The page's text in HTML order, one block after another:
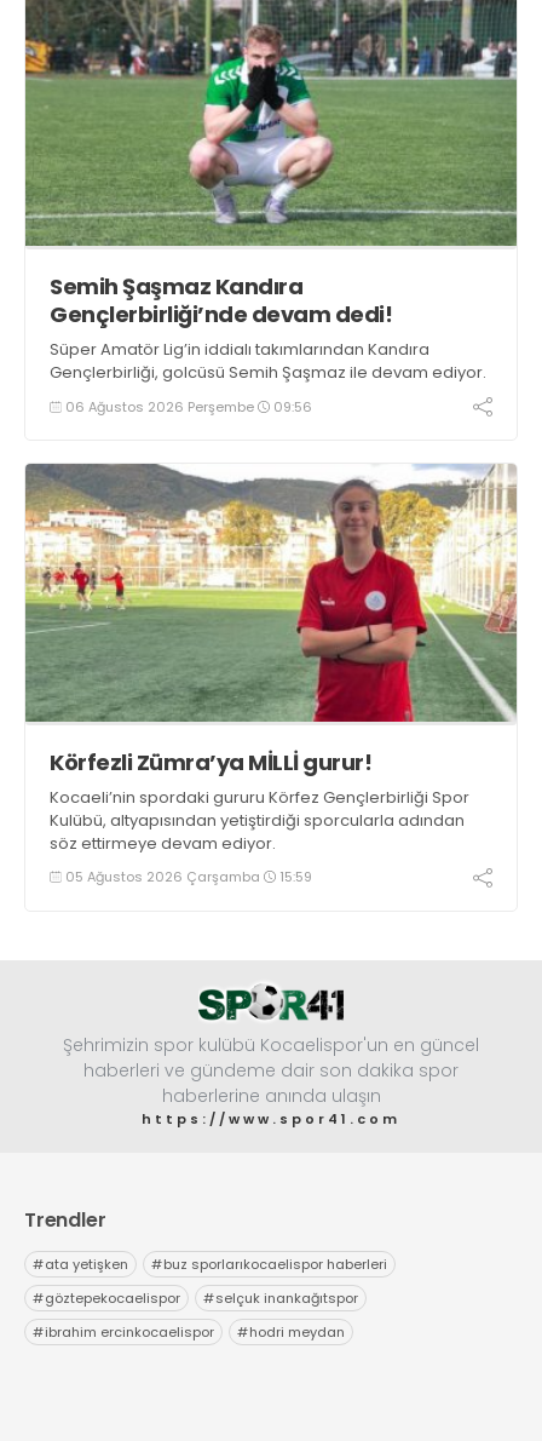
Semih Şaşmaz Kandıra
Gençlerbirliği’nde devam dedi!
Süper Amatör Lig’in iddialı takımlarından Kandıra
Gençlerbirliği, golcüsü Semih Şaşmaz ile devam ediyor.
06 Ağustos 2026 Perşembe 09:56
Körfezli Zümra’ya MİLLİ gurur!
Kocaeli’nin spordaki gururu Körfez Gençlerbirliği Spor
Kulübü, altyapısından yetiştirdiği sporcularla adından
söz ettirmeye devam ediyor.
05 Ağustos 2026 Çarşamba 15:59
Şehrimizin spor kulübü Kocaelispor'un en güncel
haberleri ve gündeme dair son dakika spor
haberlerine anında ulaşın
https://www.spor41.com
Trendler
#ata yetişken #buz sporlarıkocaelispor haberleri
#göztepekocaelispor #selçuk inankağıtspor
#ibrahim ercinkocaelispor #hodri meydan